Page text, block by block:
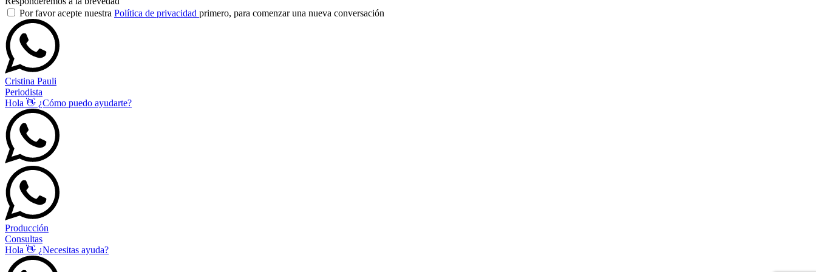
Por favor acepte nuestra Política de privacidad primero, para comenzar una nueva conversación
Cristina Pauli
Periodista
Hola 👋 ¿Cómo puedo ayudarte?
Producción
Consultas
Hola 👋 ¿Necesitas ayuda?